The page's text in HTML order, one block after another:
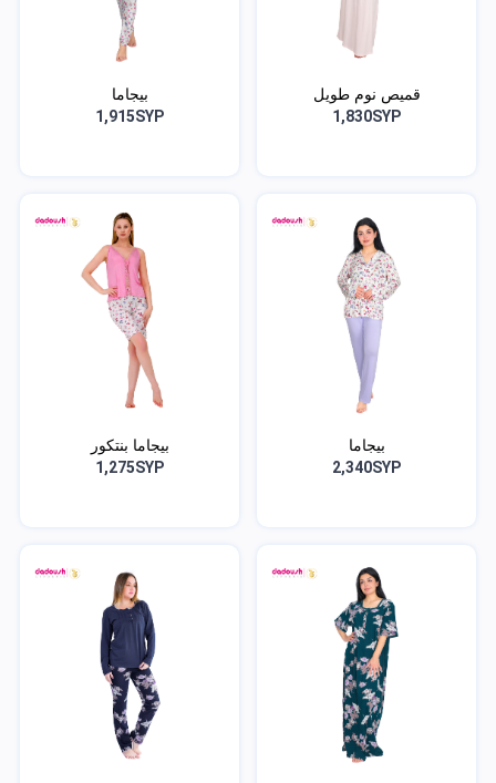
قميص نوم طويل
1,830SYP
بيجاما
1,915SYP
بيجاما
2,340SYP
بيجاما بنتكور
1,275SYP